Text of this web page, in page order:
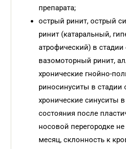
препарата;
острый ринит, острый
ринит (катаральный,
атрофический) в стадии
вазомоторный ринит,
хронические гнойно-
риносинуситы в стадии
хронические синуситы
состояния после
носовой перегородке
месяц, склонность к